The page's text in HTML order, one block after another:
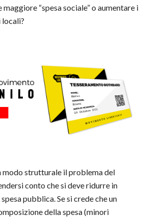
“spesa sociale” o aumentare i
modo strutturale il problema del
conto che si deve ridurre in
pubblica. Se si crede che un
della spesa (minori